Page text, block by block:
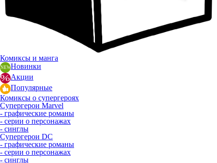
Комиксы и манга
Новинки
Акции
Популярные
Комиксы о супергероях
Супергерои Marvel
- графические романы
- серии о персонажах
- синглы
Супергерои DC
- графические романы
- серии о персонажах
- синглы